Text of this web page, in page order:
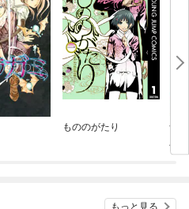
もののがたり
食
商
もっと見る